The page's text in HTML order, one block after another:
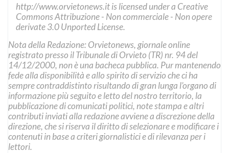
http://www.orvietonews.itis licensed under a Creative
Commons Attribuzione - Non commerciale - Non opere
derivate 3.0 Unported License.
Nota della Redazione: Orvietonews, giornale online
registrato presso il Tribunale di Orvieto (TR) nr. 94 del
14/12/2000, non è una bacheca pubblica. Pur mantenendo
fede alla disponibilità e allo spirito di servizio che ci ha
sempre contraddistinto risultando di gran lunga l’organo di
informazione più seguito e letto del nostro territorio, la
pubblicazione di comunicati politici, note stampa e altri
contributi inviati alla redazione avviene a discrezione della
direzione, che si riserva il diritto di selezionare e modificare i
contenuti in base a criteri giornalistici e di rilevanza per i
lettori.